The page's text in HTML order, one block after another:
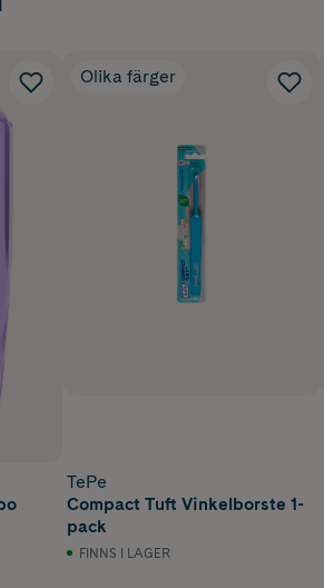
Olika färger
TePe
Compact Tuft Vinkelborste 1-
pack
FINNS I LAGER